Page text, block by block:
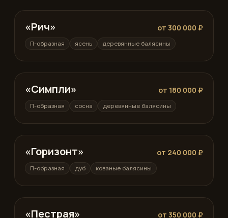
П-образная
«Рич» от 300 000 ₽
П-образная ясень деревянные балясины
П-образная
«Симпли» от 180 000 ₽
П-образная сосна деревянные балясины
П-образная
«Горизонт» от 240 000 ₽
П-образная дуб кованые балясины
П-образная
«Пестрая» от 350 000 ₽